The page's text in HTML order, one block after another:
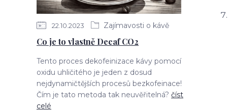
22.10.2023 Zajímavosti o kávě
Co je to vlastně Decaf CO2
Tento proces dekofeinizace kávy pomocí
oxidu uhličitého je jeden z dosud
nejdynamičtějších procesů bezkofeinace!
Čím je tato metoda tak neuvěřitelná? číst
celé